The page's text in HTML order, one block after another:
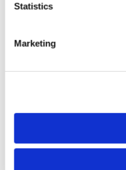
Statistics
Marketing